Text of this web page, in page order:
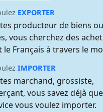
EXPORTER
producteur de biens
vous cherchez des
le Français à travers le
IMPORTER
marchand, grossiste,
vous savez déjà
vous voulez importer.